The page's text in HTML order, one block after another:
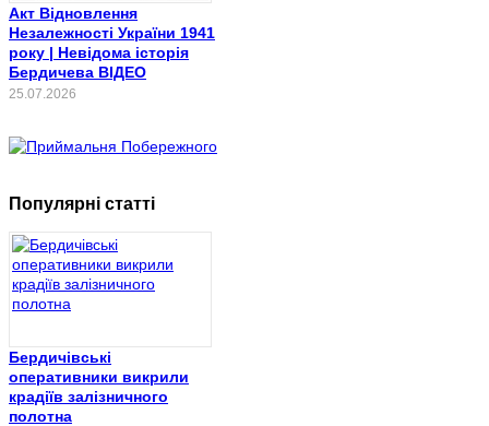
Акт Відновлення
Незалежності України 1941
року | Невідома історія
Бердичева ВІДЕО
25.07.2026
Популярні статті
Бердичівські
оперативники викрили
крадіїв залізничного
полотна